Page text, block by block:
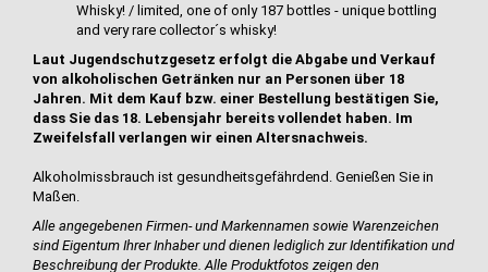
Whisky! / limited, one of only 187 bottles - unique bottling
and very rare collector´s whisky!
Laut Jugendschutzgesetz erfolgt die Abgabe und Verkauf
von alkoholischen Getränken nur an Personen über 18
Jahren. Mit dem Kauf bzw. einer Bestellung bestätigen Sie,
dass Sie das 18. Lebensjahr bereits vollendet haben. Im
Zweifelsfall verlangen wir einen Altersnachweis.
Alkoholmissbrauch ist gesundheitsgefährdend. Genießen Sie in
Maßen.
Alle angegebenen Firmen- und Markennamen sowie Warenzeichen
sind Eigentum Ihrer Inhaber und dienen lediglich zur Identifikation und
Beschreibung der Produkte.Alle Produktfotos zeigen den